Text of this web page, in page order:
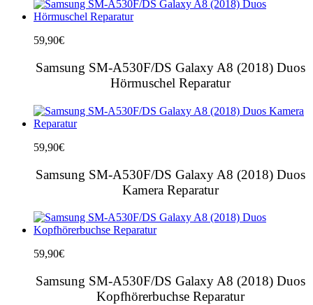
59,90€
Samsung SM-A530F/DS Galaxy A8 (2018) Duos
Hörmuschel Reparatur
59,90€
Samsung SM-A530F/DS Galaxy A8 (2018) Duos
Kamera Reparatur
59,90€
Samsung SM-A530F/DS Galaxy A8 (2018) Duos
Kopfhörerbuchse Reparatur